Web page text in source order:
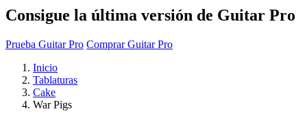
Consigue la última versión de Guitar Pro
Prueba Guitar Pro Comprar Guitar Pro
Inicio
Tablaturas
Cake
War Pigs